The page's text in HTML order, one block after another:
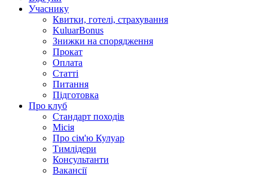
Учаснику
Квитки, готелі, страхування
KuluarBonus
Знижки на спорядження
Прокат
Оплата
Статті
Питання
Підготовка
Про клуб
Стандарт походів
Місія
Про сім'ю Кулуар
Тимлідери
Консультанти
Вакансії